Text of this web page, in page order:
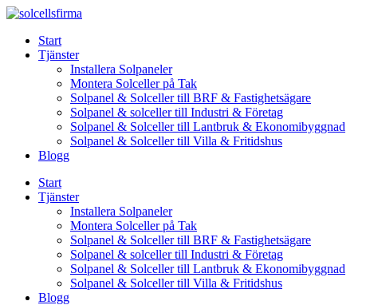
Skip
contentStart
Tjänster
Installera Solpaneler
Montera Solceller på Tak
Solpanel & Solceller till BRF & Fastighetsägare
Solpanel & solceller till Industri & Företag
Solpanel & Solceller till Lantbruk & Ekonomibyggnad
Solpanel & Solceller till Villa & Fritidshus
Blogg
Start
Tjänster
Installera Solpaneler
Montera Solceller på Tak
Solpanel & Solceller till BRF & Fastighetsägare
Solpanel & solceller till Industri & Företag
Solpanel & Solceller till Lantbruk & Ekonomibyggnad
Solpanel & Solceller till Villa & Fritidshus
Blogg